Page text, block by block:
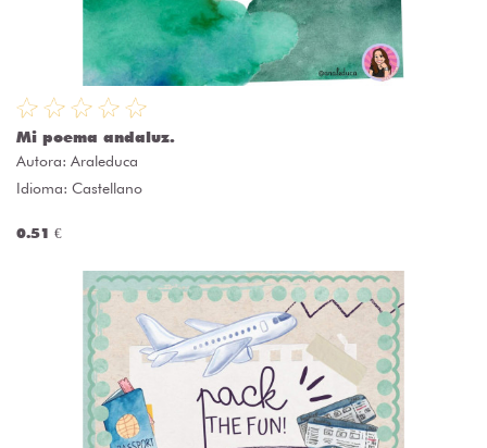
Mi poema andaluz.
Autora: Araleduca
Idioma: Castellano
0.51 €